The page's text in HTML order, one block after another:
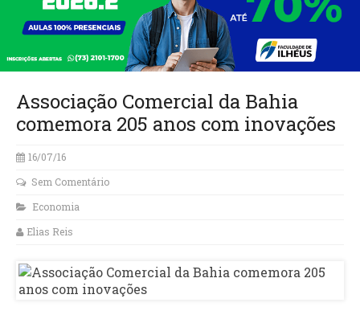
Associação Comercial da Bahia
comemora 205 anos com inovações
16/07/16
Sem Comentário
Economia
Elias Reis